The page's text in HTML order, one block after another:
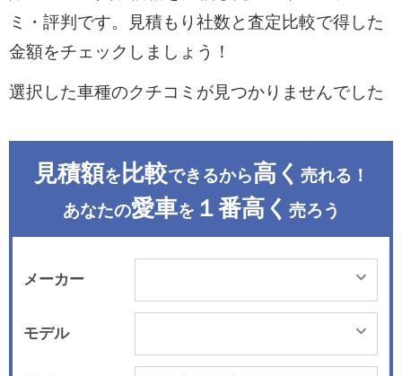
ミ・評判です。見積もり社数と査定比較で得した
金額をチェックしましょう！
選択した車種のクチコミが見つかりませんでした
見積額を 比較できるから高く 売れる！
あなたの愛車を １番高く 売ろう
メーカー
モデル